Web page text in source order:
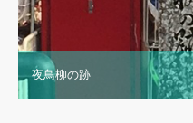
夜鳥柳の跡